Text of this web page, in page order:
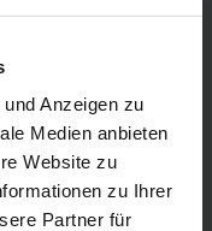
Anzeigen zu
Medien anbieten
Website zu
zu Ihrer
Partner für
Kat. B &
o.ä.) inkl. Flug
Reise